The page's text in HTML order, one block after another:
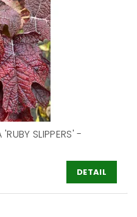
SLIPPERS' -
DETAIL